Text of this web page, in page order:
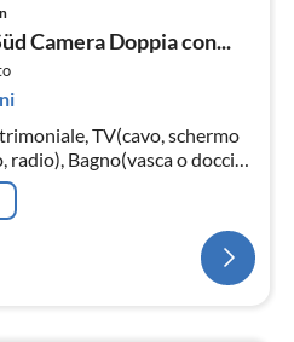
Camera Doppia con...
TV(cavo, schermo
Bagno(vasca o doccia,
)